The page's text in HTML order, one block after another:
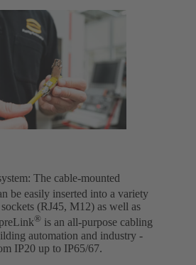
The cable-mounted
be easily inserted into a variety
(RJ45, M12) as well as
® is an all-purpose cabling
automation and industry -
IP20 up to IP65/67.